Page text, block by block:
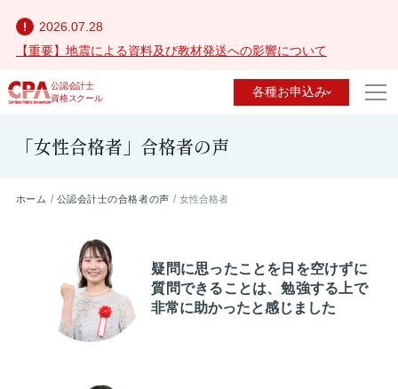
2026.07.28
【重要】地震による資料及び教材発送への影響について
公認会計士
資格スクール
各種お申込み
「女性合格者」合格者の声
ホーム 公認会計士の合格者の声 女性合格者
疑問に思ったことを日を空けずに
質問できることは、勉強する上で
非常に助かったと感じました